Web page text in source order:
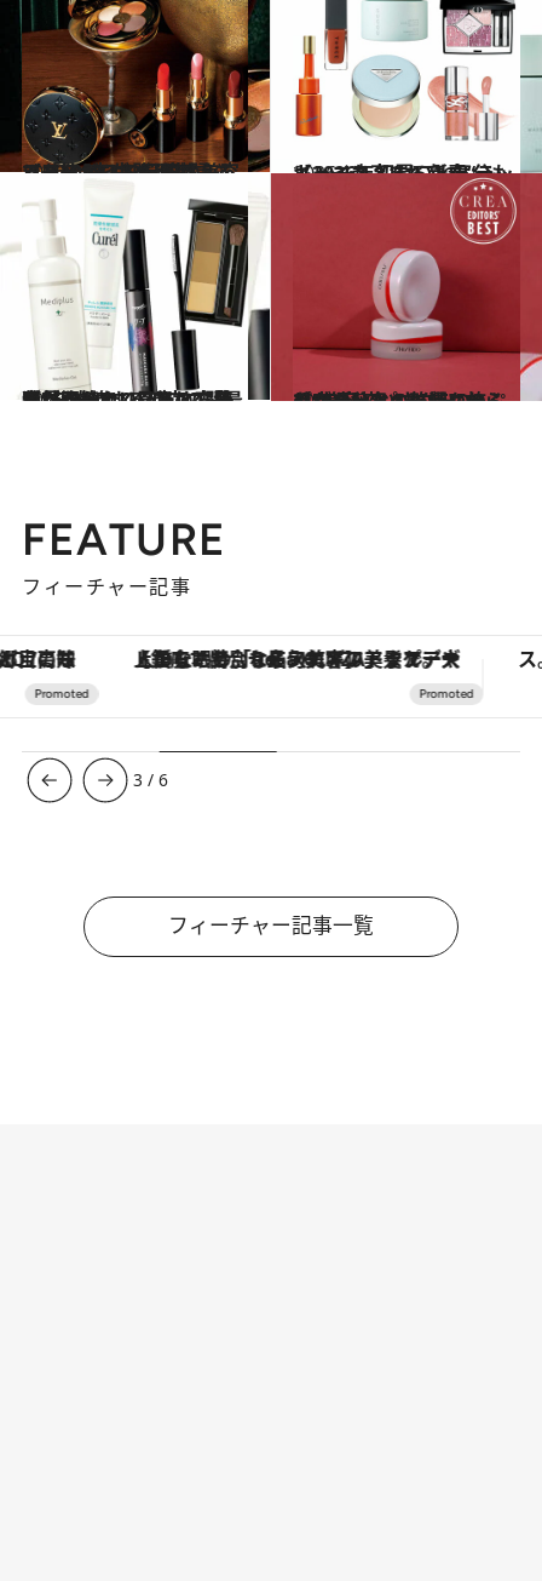
2026.1.7
《口紅1本が2万円超え》でも欲しい！ 伝説の美容ジャーナリストが断言する「100％失敗しない」コスメギフト9選
ビューティ＆ヘルス 2026.1.1
【2026年初買い】気分もキレイも高まる新春“ラッキーコスメ”はこれ！
ビューティ＆ヘルス
2025.9.7
全然治らない“毛穴の開き”を改善するには？「最近になって、最良の方法が見つかっています」美容ジャーナリスト・齋藤薫が回答！
ビューティ＆ヘルス 2025.11.2
パウダーなのに潤いっぷりが凄い！ SHISEIDOの“美容液パウダー”なら毛穴も秋冬の乾燥も怖くない
ビューティ＆ヘルス
FEATURE
フィーチャー記事
【銀座で出合う最旬美容】美髪ケアや上質な眠り…セルフケアのアップデートから、特別な名入れギフトまで。大人のための「ReFa GINZA」クルーズ
3 /6
フィーチャー記事一覧